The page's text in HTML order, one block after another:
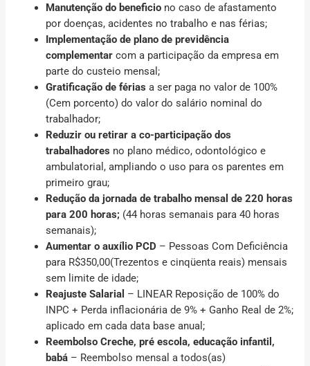
Manutenção do beneficio no caso de afastamento
por doenças, acidentes no trabalho e nas férias;
Implementação deplano de previdência
complementar com a participação da empresa em
parte do custeio mensal;
Gratificação de férias a ser paga no valor de 100%
(Cem porcento) do valor do salário nominal do
trabalhador;
Reduzir ou retirar a co-participação dos
trabalhadores no plano médico, odontológico e
ambulatorial, ampliando o uso para os parentes em
primeiro grau;
Redução da jornada de trabalho mensal de 220 horas
para 200 horas; (44 horas semanais para 40 horas
semanais);
Aumentar o auxílio PCD – Pessoas Com Deficiência
para R$350,00(Trezentos e cinqüenta reais) mensais
sem limite de idade;
Reajuste Salarial – LINEAR Reposição de 100% do
INPC + Perda inflacionária de 9% + Ganho Real de 2%;
aplicado em cada data base anual;
Reembolso Creche, pré escola, educação infantil,
babá – Reembolso mensal a todos(as)